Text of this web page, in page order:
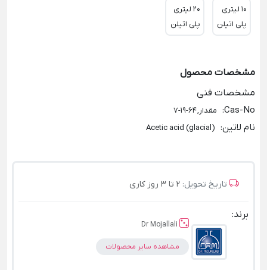
10 لیتری
پلی اتیلن
20 لیتری
پلی اتیلن
مشخصات محصول
مشخصات فنی
Cas-No
: مقدار, 64-19-7
نام لاتین:
(Acetic acid (glacial
تاریخ تحویل: 2 تا 3 روز کاری
برند:
Dr Mojallali
مشاهده سایر محصولات